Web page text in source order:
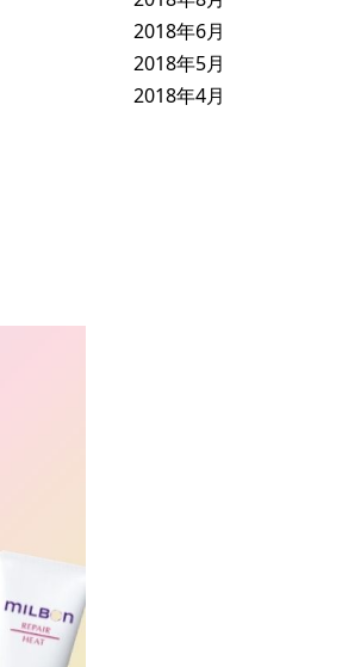
2018年6月
2018年5月
2018年4月